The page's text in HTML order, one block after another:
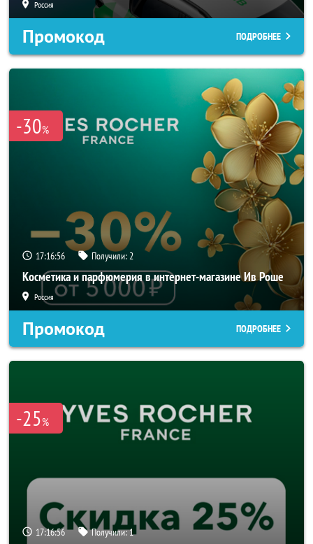
Россия
Промокод ПОДРОБНЕЕ
-30%
17:16:55 Получили:2
Косметика и парфюмерия в интернет-магазине Ив Роше
Россия
Промокод ПОДРОБНЕЕ
-25%
17:16:55 Получили:1